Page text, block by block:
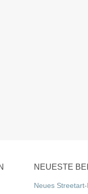
NEUESTE
Neues